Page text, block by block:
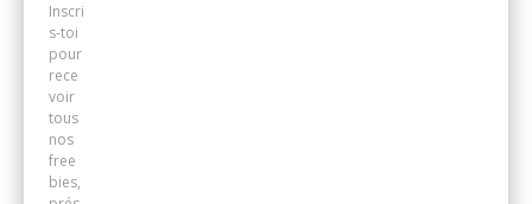
Inscri
s-toi
pour
rece
voir
tous
nos
free
bies,